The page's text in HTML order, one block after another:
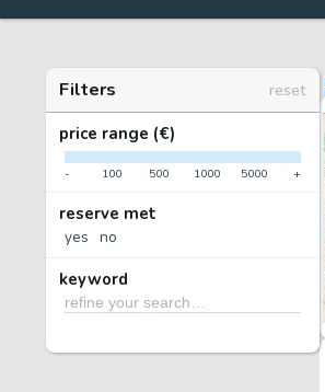
Filters
reset
price range (€)
- 100 500 1000 5000 +
reserve met
yes no
keyword